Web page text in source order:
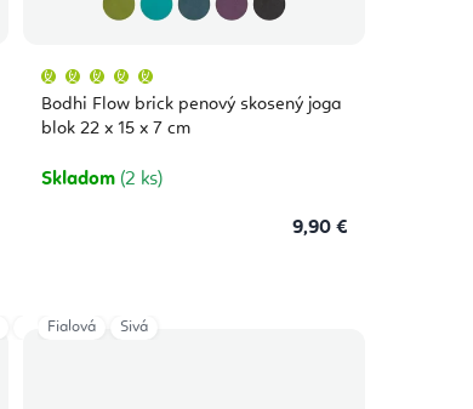
Bodhi Flow brick penový skosený joga
blok 22 x 15 x 7 cm
produktu
je
5,0
hviezdičiek.
Skladom (2 ks)
9,90 €
Dark Red Mango
Fialová Sivá